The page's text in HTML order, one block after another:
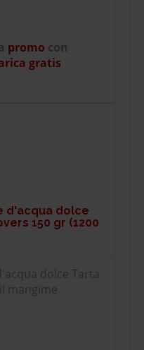
promo con
gratis
d'acqua dolce
150 gr (1200
dolce Tarta
mangime